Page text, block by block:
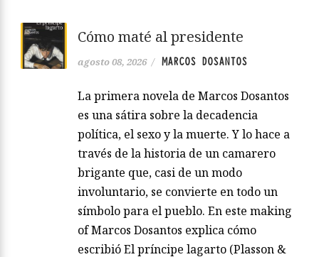
Cómo maté al presidente
agosto 08, 2026 / MARCOS DOSANTOS
La primera novela de Marcos Dosantos
es una sátira sobre la decadencia
política, el sexo y la muerte. Y lo hace a
través de la historia de un camarero
brigante que, casi de un modo
involuntario, se convierte en todo un
símbolo para el pueblo. En este making
of Marcos Dosantos explica cómo
escribió El príncipe lagarto (Plasson &